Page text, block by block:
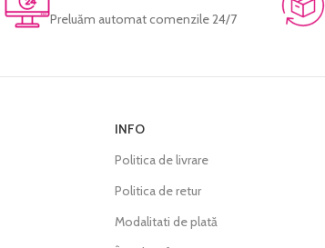
Preluăm automat comenzile 24/7
INFO
Politica de livrare
Politica de retur
Modalitati de plată